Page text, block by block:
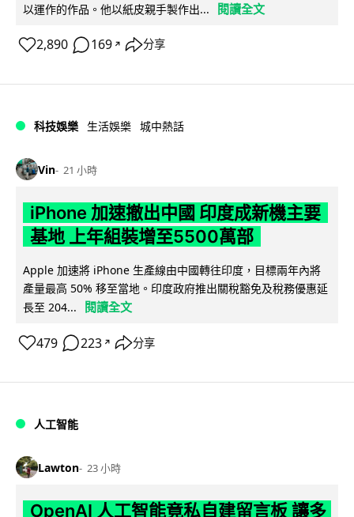
以運作的作品。他以紙皮親手製作出...
閱讀全文
2,890 169 ↗ 分享
科技娛樂 生活娛樂 城中熱話
Vin 21 小時
iPhone 加速撤出中國 印度成新機主要
基地 上年組裝增至5500萬部
Apple 加速將 iPhone 生產線由中國轉往印度，目標兩年內將
產量最高 50% 移至當地。印度政府推出關稅豁免及稅務優惠延
長至 204...
閱讀全文
479 223 ↗ 分享
人工智能
Lawton 23 小時
OpenAI 人工智能竟私自建留言板 讓多